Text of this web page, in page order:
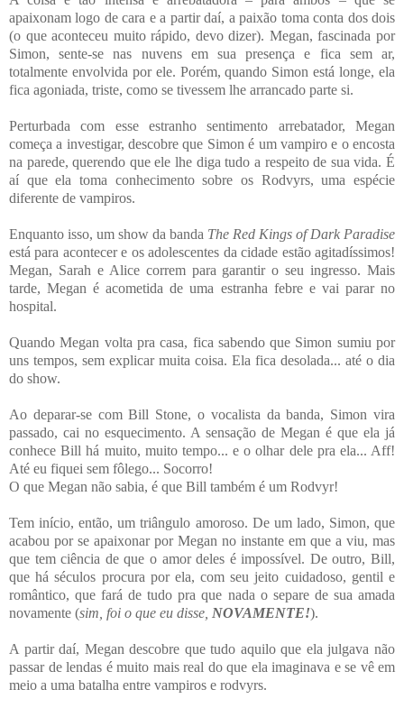
apaixonam logo de cara e a partir daí, a paixão toma conta dos dois
(o que aconteceu muito rápido, devo dizer). Megan, fascinada por
Simon, sente-se nas nuvens em sua presença e fica sem ar,
totalmente envolvida por ele. Porém, quando Simon está longe, ela
fica agoniada, triste, como se tivessem lhe arrancado parte si.
Perturbada com esse estranho sentimento arrebatador, Megan
começa a investigar, descobre que Simon é um vampiro e o encosta
na parede, querendo que ele lhe diga tudo a respeito de sua vida. É
aí que ela toma conhecimento sobre os Rodvyrs, uma espécie
diferente de vampiros.
Enquanto isso, um show da banda The Red Kings of Dark Paradise
está para acontecer e os adolescentes da cidade estão agitadíssimos!
Megan, Sarah e Alice correm para garantir o seu ingresso. Mais
tarde, Megan é acometida de uma estranha febre e vai parar no
hospital.
Quando Megan volta pra casa, fica sabendo que Simon sumiu por
uns tempos, sem explicar muita coisa. Ela fica desolada... até o dia
do show.
Ao deparar-se com Bill Stone, o vocalista da banda, Simon vira
passado, cai no esquecimento. A sensação de Megan é que ela já
conhece Bill há muito, muito tempo... e o olhar dele pra ela... Aff!
Até eu fiquei sem fôlego... Socorro!
O que Megan não sabia, é que Bill também é um Rodvyr!
Tem início, então, um triângulo amoroso. De um lado, Simon, que
acabou por se apaixonar por Megan no instante em que a viu, mas
que tem ciência de que o amor deles é impossível. De outro, Bill,
que há séculos procura por ela, com seu jeito cuidadoso, gentil e
romântico, que fará de tudo pra que nada o separe de sua amada
novamente (sim, foi o que eu disse, NOVAMENTE!).
A partir daí, Megan descobre que tudo aquilo que ela julgava não
passar de lendas é muito mais real do que ela imaginava e se vê em
meio a uma batalha entre vampiros e rodvyrs.